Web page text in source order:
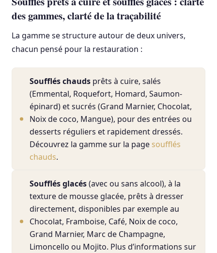
des gammes, clarté de la traçabilité
La gamme se structure autour de deux univers,
chacun pensé pour la restauration :
Soufflés chauds prêts à cuire, salés
(Emmental, Roquefort, Homard, Saumon-
épinard) et sucrés (Grand Marnier, Chocolat,
Noix de coco, Mangue), pour des entrées ou
desserts réguliers et rapidement dressés.
Découvrez la gamme sur la page soufflés
chauds.
Soufflés glacés(avec ou sans alcool), à la
texture de mousse glacée, prêts à dresser
directement, disponibles par exemple au
Chocolat, Framboise, Café, Noix de coco,
Grand Marnier, Marc de Champagne,
Limoncello ou Mojito. Plus d’informations sur